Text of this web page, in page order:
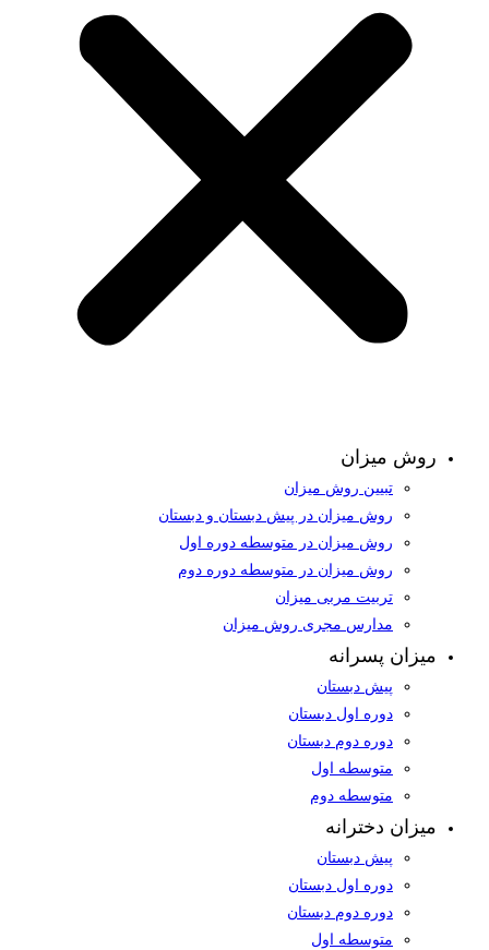
روش میزان
تبیین روش میزان
روش میزان در پیش دبستان و دبستان
روش میزان در متوسطه دوره اول
روش میزان در متوسطه دوره دوم
تربیت مربی میزان
مدارس مجری روش میزان
میزان پسرانه
پیش دبستان
دوره اول دبستان
دوره دوم دبستان
متوسطه اول
متوسطه دوم
میزان دخترانه
پیش دبستان
دوره اول دبستان
دوره دوم دبستان
متوسطه اول